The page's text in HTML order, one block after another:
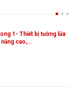
1- Thiết bị tường lửa
năng cao,…